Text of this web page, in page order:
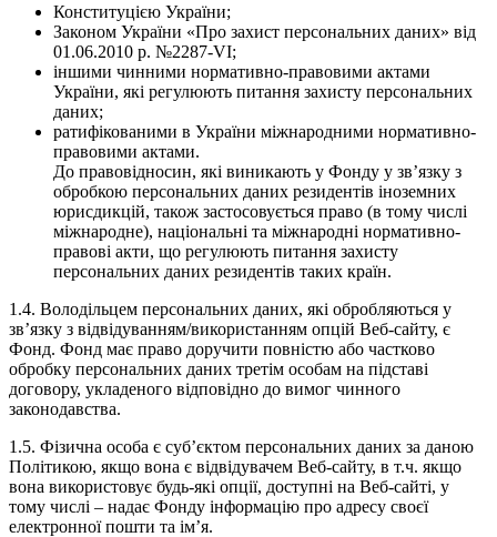
Конституцією України;
Законом України «Про захист персональних даних» від
01.06.2010 р. №2287-VI;
іншими чинними нормативно-правовими актами
України, які регулюють питання захисту персональних
даних;
ратифікованими в України міжнародними нормативно-
правовими актами.
До правовідносин, які виникають у Фонду у зв’язку з
обробкою персональних даних резидентів іноземних
юрисдикцій, також застосовується право (в тому числі
міжнародне), національні та міжнародні нормативно-
правові акти, що регулюють питання захисту
персональних даних резидентів таких країн.
1.4. Володільцем персональних даних, які обробляються у
зв’язку з відвідуванням/використанням опцій Веб-сайту, є
Фонд. Фонд має право доручити повністю або частково
обробку персональних даних третім особам на підставі
договору, укладеного відповідно до вимог чинного
законодавства.
1.5. Фізична особа є суб’єктом персональних даних за даною
Політикою, якщо вона є відвідувачем Веб-сайту, в т.ч. якщо
вона використовує будь-які опції, доступні на Веб-сайті, у
тому числі – надає Фонду інформацію про адресу своєї
електронної пошти та ім’я.